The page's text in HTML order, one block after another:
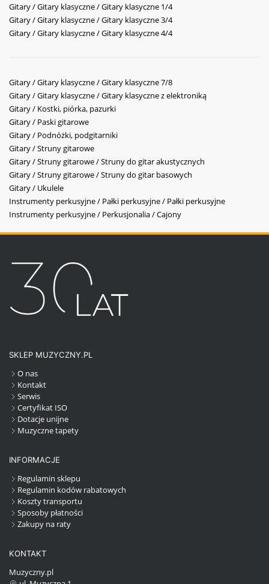
Gitary / Gitary klasyczne / Gitary klasyczne 1/4
Gitary / Gitary klasyczne / Gitary klasyczne 3/4
Gitary / Gitary klasyczne / Gitary klasyczne 4/4
Gitary / Gitary klasyczne / Gitary klasyczne 7/8
Gitary / Gitary klasyczne / Gitary klasyczne z elektroniką
Gitary / Kostki, piórka, pazurki
Gitary / Paski gitarowe
Gitary / Podnóżki, podgitarniki
Gitary / Struny gitarowe
Gitary / Struny gitarowe / Struny do gitar akustycznych
Gitary / Struny gitarowe / Struny do gitar basowych
Gitary / Ukulele
Instrumenty perkusyjne / Pałki perkusyjne / Pałki perkusyjne
Instrumenty perkusyjne / Perkusjonalia / Cajony
SKLEP MUZYCZNY.PL
O nas
Kontakt
Serwis
Certyfikat ISO
Dotacje unijne
Muzyczne tapety
INFORMACJE
Regulamin sklepu
Regulamin kodów rabatowych
Koszty transportu
Sposoby płatności
Zakupy na raty
KONTAKT
Muzyczny.pl